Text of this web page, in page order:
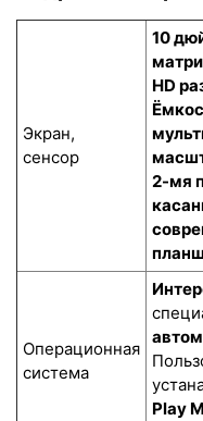
Экран,
сенсор
10
HD
2-мя
Операционная
система
Play